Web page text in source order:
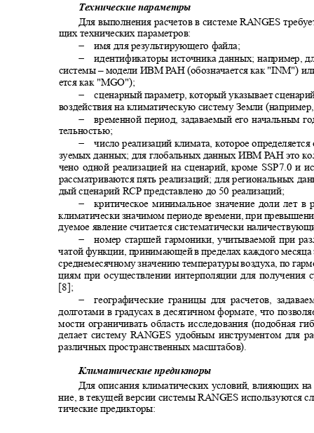
Технические параметры
Для выполнения расчетов в системеRANGES
щих технических параметров:
−
−
имя для результирующего файла;
идентификаторы источника данных; например,
системы–модели ИВМРАН (обозначается как "INM")
ется как "MGO");
−
сценарный параметр, который указывает
воздействия на климатическую систему Земли
временной период, задаваемый его начальным
тельностью;
−
−
число реализаций климата, которое
зуемых данных; для глобальных данных ИВМ РАН это
чено одной реализацией на сценарий, кроме SSP7.0и
рассматриваются пять реализаций; для региональных
дый сценарий RCPпредставлено до 50 реализаций;
−
критическое минимальное значение доли лет
климатически значимом периоде времени, при
дуемое явление считается систематически
−
номер старшей гармоники, учитываемой при
чатой функции, принимающей в пределах каждого
среднемесячному значению температуры воздуха, по
циям при осуществлении интерполяции для
[8];
− географические границы для расчетов,
долготами в градусах в десятичном формате, что
мости ограничивать область исследования (подобная
делает систему RANGES удобным инструментом для
различных пространственных масштабов).
Климатические предикторы
Для описания климатических условий, влияющих
ние, в текущей версии системыRANGESиспользуются
тические предикторы: